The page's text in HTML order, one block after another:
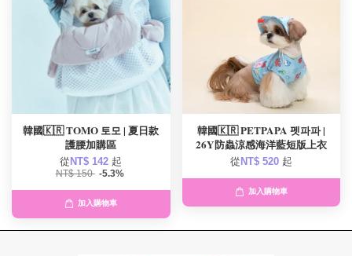
韓國🇰🇷 TOMO 토모 | 夏日款
護腰加購區
從 NT$ 142 起
NT$ 150 -5.3%
加入購物車
韓國🇰🇷 PETPAPA 펫파파 |
26Y防蟲涼感海洋藍短版上衣
從 NT$ 520 起
加入購物車